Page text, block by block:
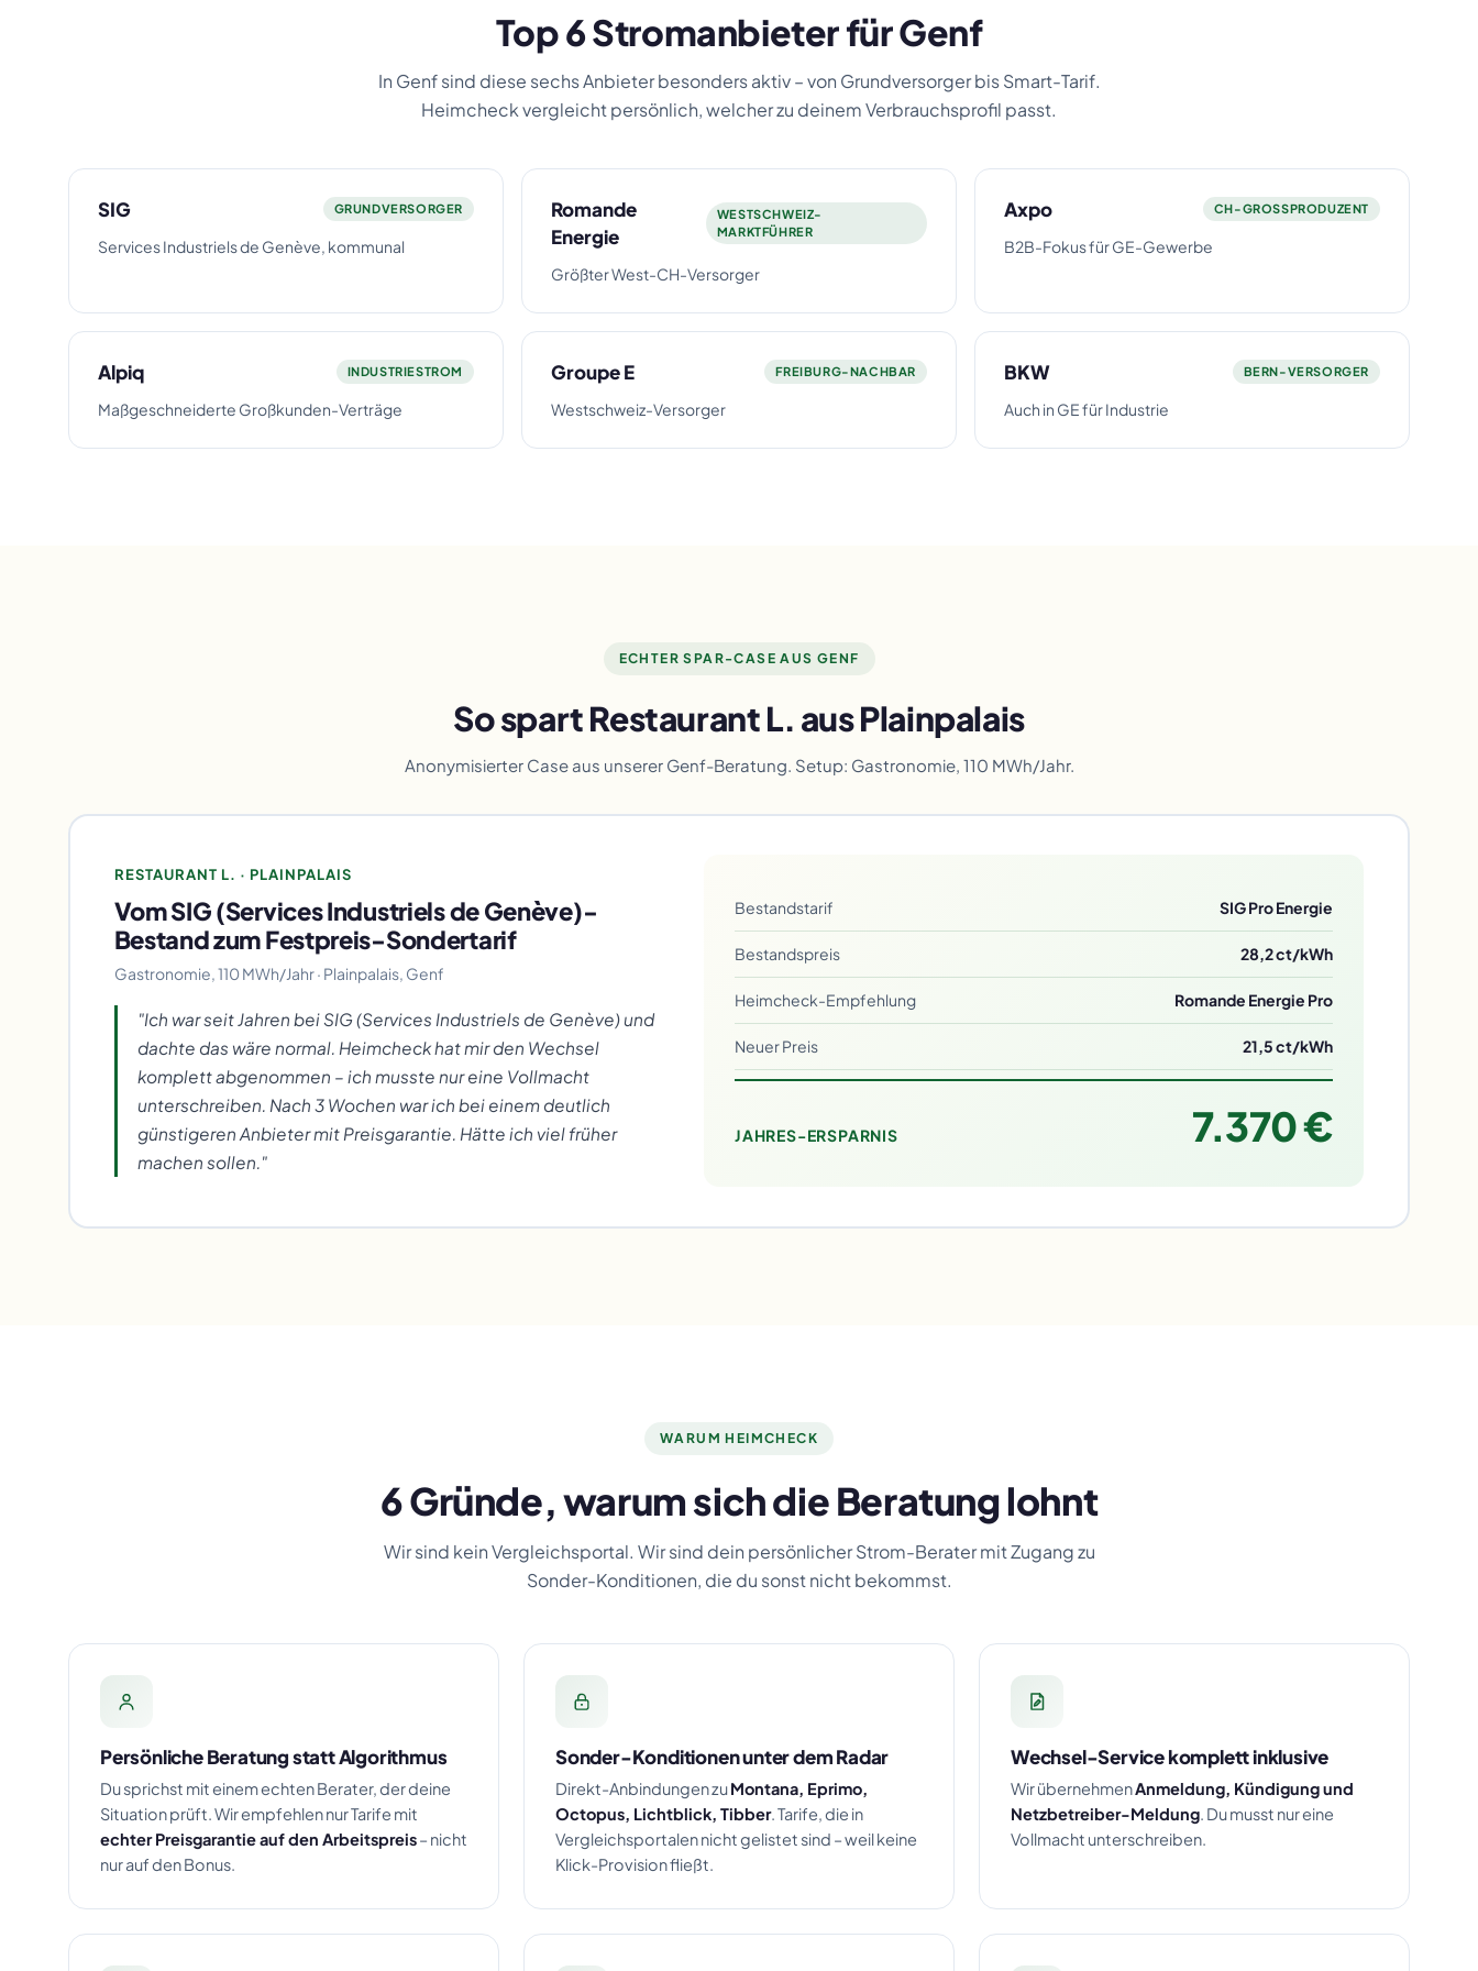
Top 6 Stromanbieter für Genf
In Genf sind diese sechs Anbieter besonders aktiv – von Grundversorger bis Smart-Tarif.
Heimcheck vergleicht persönlich, welcher zu deinem Verbrauchsprofil passt.
SIG GRUNDVERSORGER
Services Industriels de Genève, kommunal
Romande
Energie
WESTSCHWEIZ-
MARKTFÜHRER
Größter West-CH-Versorger
Axpo CH-GROSSPRODUZENT
B2B-Fokus für GE-Gewerbe
Alpiq INDUSTRIESTROM
Maßgeschneiderte Großkunden-Verträge
Groupe E FREIBURG-NACHBAR
Westschweiz-Versorger
BKW BERN-VERSORGER
Auch in GE für Industrie
ECHTER SPAR-CASE AUS GENF
So spart Restaurant L. aus Plainpalais
Anonymisierter Case aus unserer Genf-Beratung. Setup: Gastronomie, 110 MWh/Jahr.
RESTAURANT L. · PLAINPALAIS
Vom SIG (Services Industriels de Genève)-
Bestand zum Festpreis-Sondertarif
Gastronomie, 110 MWh/Jahr · Plainpalais, Genf
"Ich war seit Jahren bei SIG (Services Industriels de Genève) und
dachte das wäre normal. Heimcheck hat mir den Wechsel
komplett abgenommen – ich musste nur eine Vollmacht
unterschreiben. Nach 3 Wochen war ich bei einem deutlich
günstigeren Anbieter mit Preisgarantie. Hätte ich viel früher
machen sollen."
Bestandstarif SIG Pro Energie
Bestandspreis 28,2 ct/kWh
Heimcheck-Empfehlung Romande Energie Pro
Neuer Preis 21,5 ct/kWh
JAHRES-ERSPARNIS 7.370 €
WARUM HEIMCHECK
6 Gründe, warum sich die Beratung lohnt
Wir sind kein Vergleichsportal. Wir sind dein persönlicher Strom-Berater mit Zugang zu
Sonder-Konditionen, die du sonst nicht bekommst.
Persönliche Beratung statt Algorithmus
Du sprichst mit einem echten Berater, der deine
Situation prüft. Wir empfehlen nur Tarife mit
echter Preisgarantie auf den Arbeitspreis– nicht
nur auf den Bonus.
Sonder-Konditionen unter dem Radar
Direkt-Anbindungen zuMontana, Eprimo,
Octopus, Lichtblick, Tibber. Tarife, die in
Vergleichsportalen nicht gelistet sind – weil keine
Klick-Provision fließt.
Wechsel-Service komplett inklusive
Wir übernehmenAnmeldung, Kündigung und
Netzbetreiber-Meldung. Du musst nur eine
Vollmacht unterschreiben.